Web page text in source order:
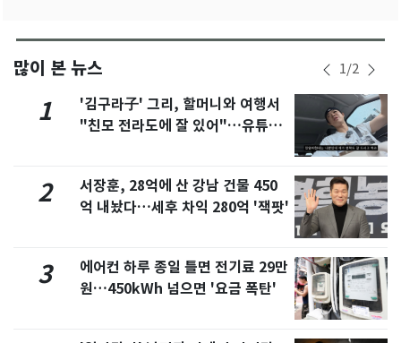
많이 본 뉴스 1/2
1
'김구라子' 그리, 할머니와 여행서
"친모 전라도에 잘 있어"…유튜브
2
서장훈, 28억에 산 강남 건물 450
억 내놨다…세후 차익 280억 '잭팟'
3
에어컨 하루 종일 틀면 전기료 29만
원…450kWh 넘으면 '요금 폭탄'